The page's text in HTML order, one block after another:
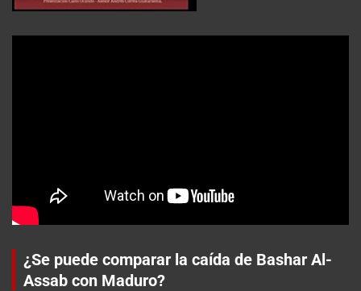
¿Se puede comparar la caída de Bashar Al-
Assab con Maduro?